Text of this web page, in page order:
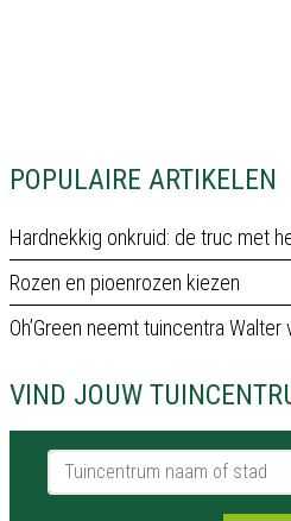
POPULAIRE ARTIKELEN
Hardnekkig onkruid: de truc met
Rozen en pioenrozen kiezen
Oh’Green neemt tuincentra
VIND JOUW
Tuincentrum naam of stad